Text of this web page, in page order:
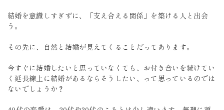
結婚を意識しすぎずに、「支え合える関係」を築ける人と出会
う。
その先に、自然と結婚が見えてくることだってあります。
今すぐに結婚したいと思っていなくても、お付き合いを続けてい
く延長線上に結婚があるならそうしたい、って思っているのでは
ないでしょうか？